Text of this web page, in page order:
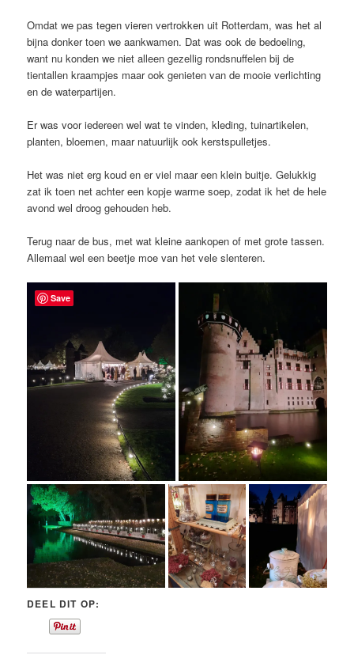
Omdat we pas tegen vieren vertrokken uit Rotterdam, was het al
bijna donker toen we aankwamen. Dat was ook de bedoeling,
want nu konden we niet alleen gezellig rondsnuffelen bij de
tientallen kraampjes maar ook genieten van de mooie verlichting
en de waterpartijen.
Er was voor iedereen wel wat te vinden, kleding, tuinartikelen,
planten, bloemen, maar natuurlijk ook kerstspulletjes.
Het was niet erg koud en er viel maar een klein buitje. Gelukkig
zat ik toen net achter een kopje warme soep, zodat ik het de hele
avond wel droog gehouden heb.
Terug naar de bus, met wat kleine aankopen of met grote tassen.
Allemaal wel een beetje moe van het vele slenteren.
DEEL DIT OP:
Save